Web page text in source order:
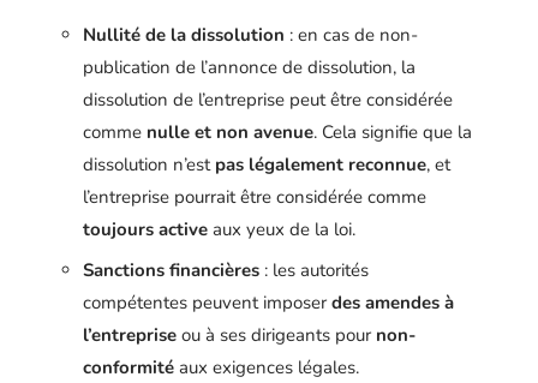
Nullité de la dissolution : en cas de non-
publication de l’annonce de dissolution, la
dissolution de l’entreprise peut être considérée
comme nulle et non avenue. Cela signifie que la
dissolution n’est pas légalement reconnue, et
l’entreprise pourrait être considérée comme
toujours active aux yeux de la loi.
Sanctions financières : les autorités
compétentes peuvent imposer des amendes à
l’entreprise ou à ses dirigeants pour non-
conformité aux exigences légales.